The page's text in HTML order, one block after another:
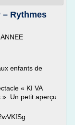
– Rythmes
enfants de
« KI VA
». Un petit aperçu